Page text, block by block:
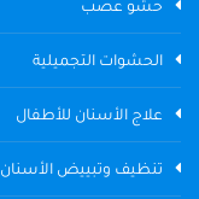
حشو عصب
الحشوات التجميلية
علاج الأسنان للأطفال
تنظيف وتبييض الأسنان